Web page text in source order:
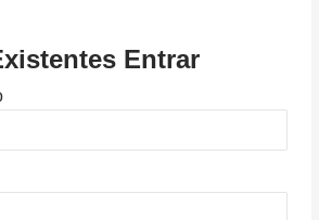
Entrar